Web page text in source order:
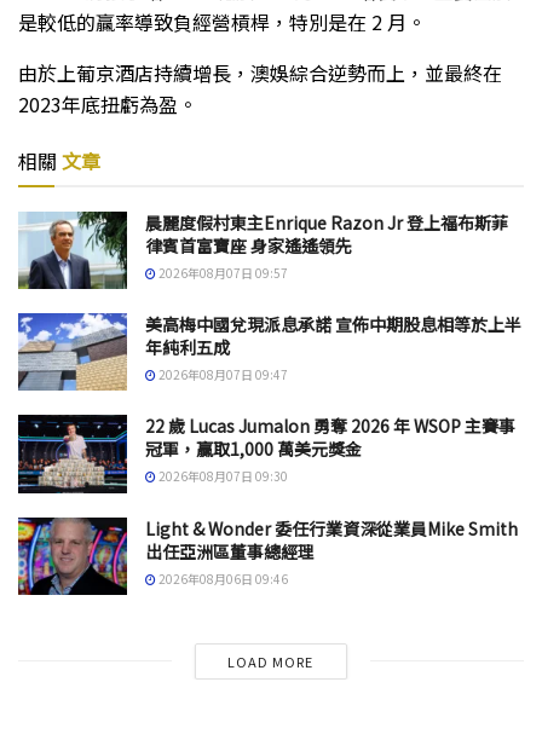
是較低的贏率導致負經營槓桿，特別是在 2 月。
由於上葡京酒店持續增長，澳娛綜合逆勢而上，並最終在
2023年底扭虧為盈。
相關 文章
晨麗度假村東主Enrique Razon Jr 登上福布斯菲
律賓首富寶座 身家遙遙領先
2026年08月07日 09:57
美高梅中國兌現派息承諾 宣佈中期股息相等於上半
年純利五成
2026年08月07日 09:47
22 歲 Lucas Jumalon 勇奪 2026 年 WSOP 主賽事
冠軍，贏取1,000 萬美元獎金
2026年08月07日 09:30
Light & Wonder 委任行業資深從業員Mike Smith
出任亞洲區董事總經理
2026年08月06日 09:46
LOAD MORE